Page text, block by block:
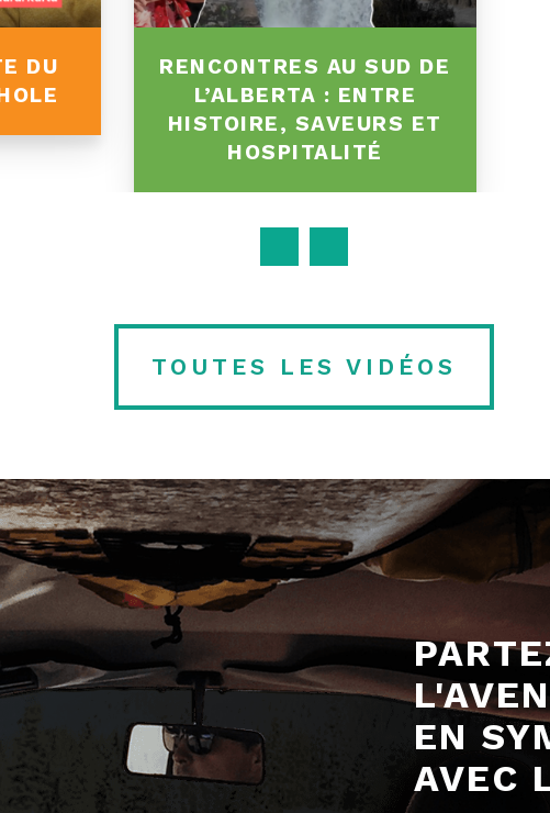
DU
RENCONTRES AU SUD DE
L’ALBERTA : ENTRE
HISTOIRE, SAVEURS ET
HOSPITALITÉ
TOUTES LES VIDÉOS
EN
AVEC